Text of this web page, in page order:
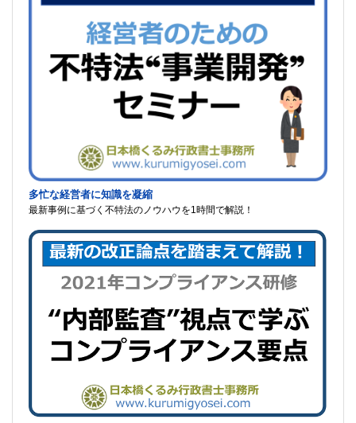
多忙な経営者に知識を凝縮
最新事例に基づく不特法のノウハウを1時間で解説！